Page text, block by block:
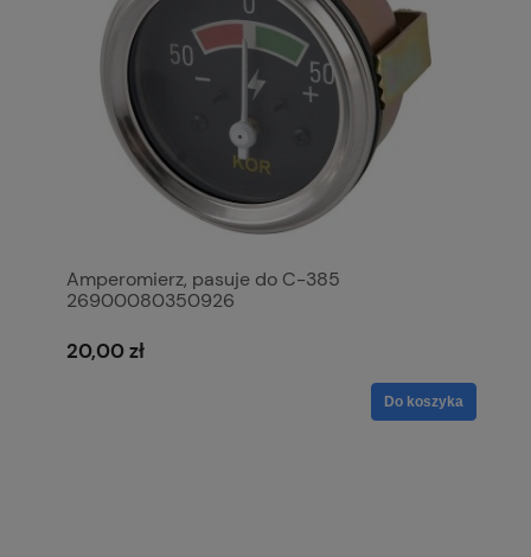
Amperomierz, pasuje do C-385
26900080350926
20,00 zł
Do koszyka